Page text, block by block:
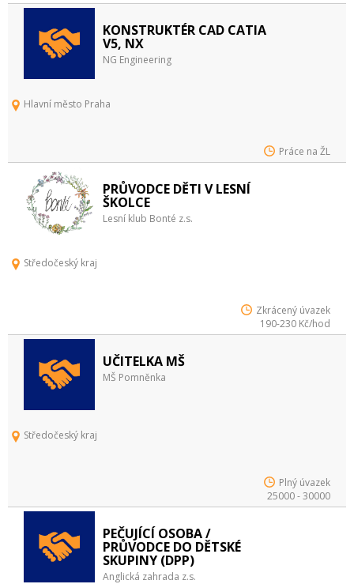
KONSTRUKTÉR CAD CATIA
V5, NX
NG Engineering
Hlavní město Praha
Práce na ŽL
PRŮVODCE DĚTI V LESNÍ
ŠKOLCE
Lesní klub Bonté z.s.
Středočeský kraj
Zkrácený úvazek
190-230 Kč/hod
UČITELKA MŠ
MŠ Pomněnka
Středočeský kraj
Plný úvazek
25000 - 30000
PEČUJÍCÍ OSOBA /
PRŮVODCE DO DĚTSKÉ
SKUPINY (DPP)
Anglická zahrada z.s.